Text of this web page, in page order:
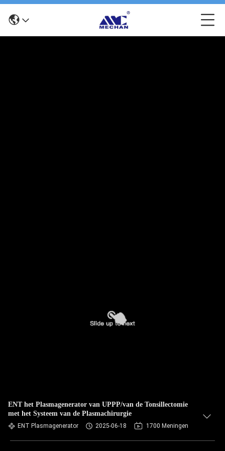
ENT het Plasmagenerator van UPPP/van de Tonsillectomie
met het Systeem van de Plasmachirurgie
ENT Plasmagenerator 2025-06-18 1700 Meningen